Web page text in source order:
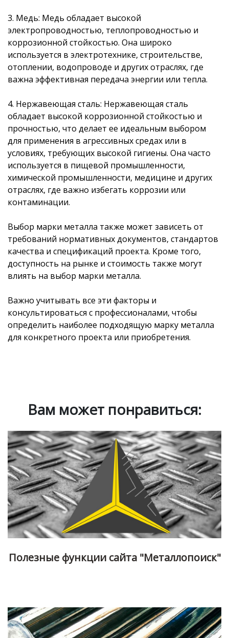
3. Медь: Медь обладает высокой
электропроводностью, теплопроводностью и
коррозионной стойкостью. Она широко
используется в электротехнике, строительстве,
отоплении, водопроводе и других отраслях, где
важна эффективная передача энергии или тепла.
4. Нержавеющая сталь: Нержавеющая сталь
обладает высокой коррозионной стойкостью и
прочностью, что делает ее идеальным выбором
для применения в агрессивных средах или в
условиях, требующих высокой гигиены. Она часто
используется в пищевой промышленности,
химической промышленности, медицине и других
отраслях, где важно избегать коррозии или
контаминации.
Выбор марки металла также может зависеть от
требований нормативных документов, стандартов
качества и спецификаций проекта. Кроме того,
доступность на рынке и стоимость также могут
влиять на выбор марки металла.
Важно учитывать все эти факторы и
консультироваться с профессионалами, чтобы
определить наиболее подходящую марку металла
для конкретного проекта или приобретения.
Вам может понравиться:
Полезные функции сайта "Металлопоиск"